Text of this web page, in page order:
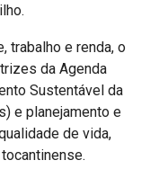
trabalho e renda, o
da Agenda
Sustentável da
e planejamento e
de vida,